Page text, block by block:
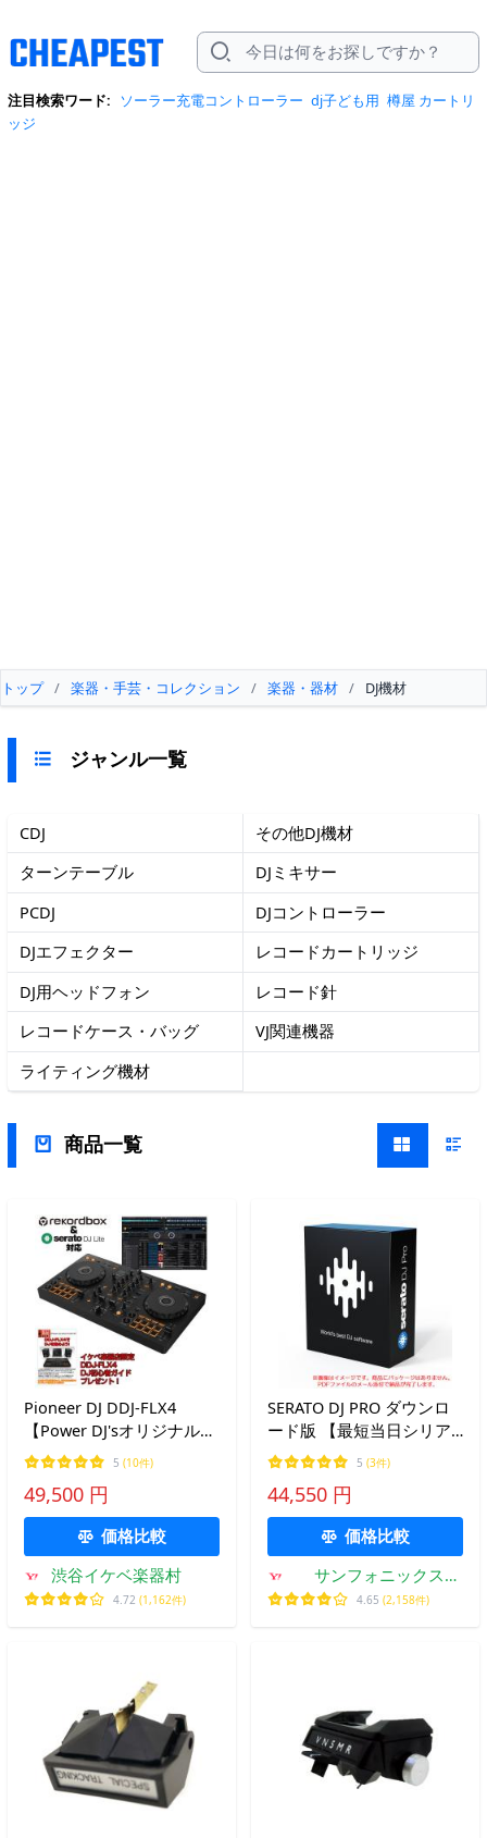
注目検索ワード: ソーラー充電コントローラー dj子ども用 樽屋 カートリ
ッジ
トップ / 楽器・手芸・コレクション / 楽器・器材 / DJ機材
ジャンル一覧
CDJ
その他DJ機材
ターンテーブル
DJミキサー
PCDJ
DJコントローラー
DJエフェクター
レコードカートリッジ
DJ用ヘッドフォン
レコード針
レコードケース・バッグ
VJ関連機器
ライティング機材
商品一覧
Pioneer DJ DDJ-FLX4
【Power DJ'sオリジナル
DDJ-FLX4初心者DJスター
トガイド付属】【無償ダウ
ンロード版rekordbox対
応】
5 (10件)
49,500 円
価格比較
渋谷イケベ楽器村
4.72 (1,162件)
SERATO DJ PRO ダウンロ
ード版 【最短当日シリア
ル納品】安心の日本正規
品！【特価！在庫限り】
5 (3件)
44,550 円
価格比較
サンフォニックス
Yahoo!店
4.65 (2,158件)